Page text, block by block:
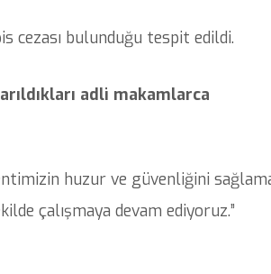
cezası bulunduğu tespit edildi.
adli makamlarca
huzur ve güvenliğini
çalışmaya devam ediyoruz.”